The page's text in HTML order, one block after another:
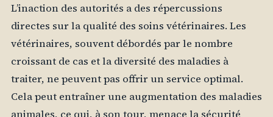
L’inaction des autorités a des répercussions
directes sur la qualité des soins vétérinaires. Les
vétérinaires, souvent débordés par le nombre
croissant de cas et la diversité des maladies à
traiter, ne peuvent pas offrir un service optimal.
Cela peut entraîner une augmentation des maladies